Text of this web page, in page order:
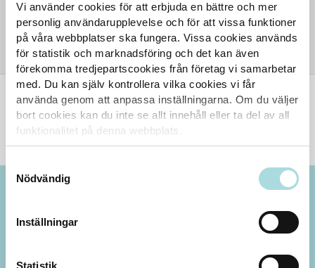
Vi använder cookies för att erbjuda en bättre och mer
personlig användarupplevelse och för att vissa funktioner
på våra webbplatser ska fungera. Vissa cookies används
för statistik och marknadsföring och det kan även
förekomma tredjepartscookies från företag vi samarbetar
med. Du kan själv kontrollera vilka cookies vi får
använda genom att anpassa inställningarna. Om du väljer
bort cookies kan du inte se allt innehåll eller ta del av all
funktionalitet på denna webbplats.
Samtyckesval
Nödvändig
Inställningar
Statistik
Fler event kommer
BESÖKSINFO
UTBUD
OM FORUMKVARTERET
Instagram